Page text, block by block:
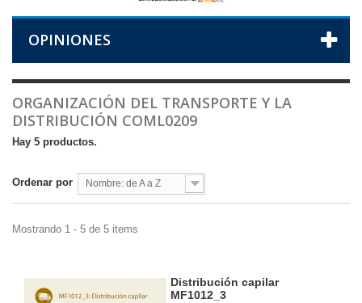
OPINIONES
ORGANIZACIÓN DEL TRANSPORTE Y LA
DISTRIBUCIÓN COML0209
Hay 5 productos.
Ordenar por Nombre: de A a Z
Mostrando 1 - 5 de 5 items
Distribución capilar
MF1012_3